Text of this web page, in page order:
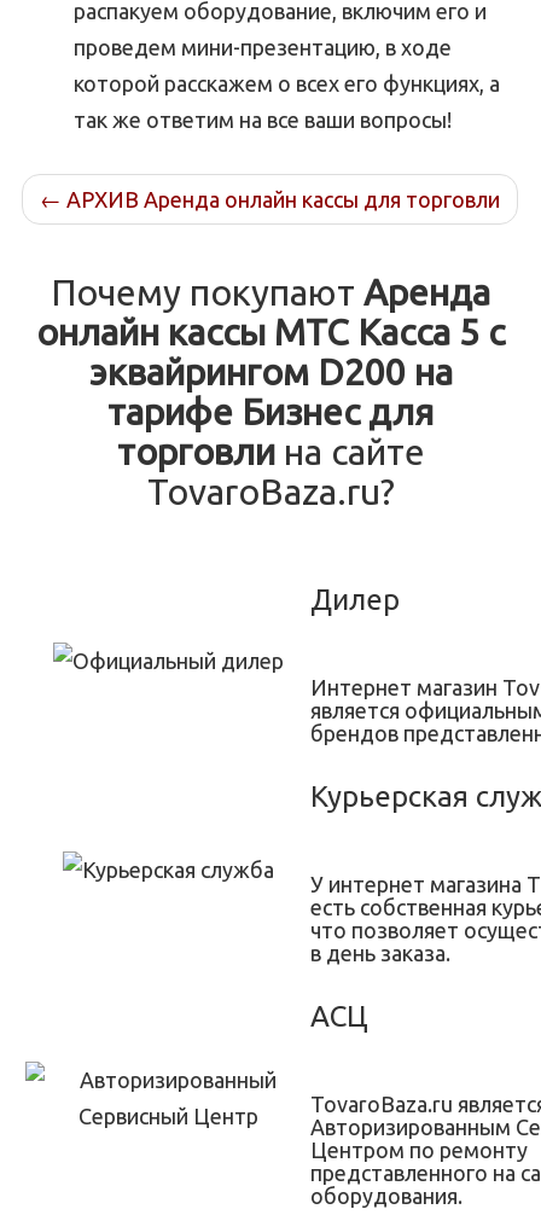
распакуем оборудование, включим его и
проведем мини-презентацию, в ходе
которой расскажем о всех его функциях, а
так же ответим на все ваши вопросы!
← АРХИВ Аренда онлайн кассы для торговли
Почему покупают Аренда
онлайн кассы МТС Касса 5 с
эквайрингом D200 на
тарифе Бизнес для
торговлина сайте
TovaroBaza.ru?
Дилер
Интернет магазин
является
брендов
Курьерская
У интернет магазина
есть собственная
что позволяет
в день заказа.
АСЦ
TovaroBaza.ru
Авторизированным
Центром по ремонту
представленного на
оборудования.